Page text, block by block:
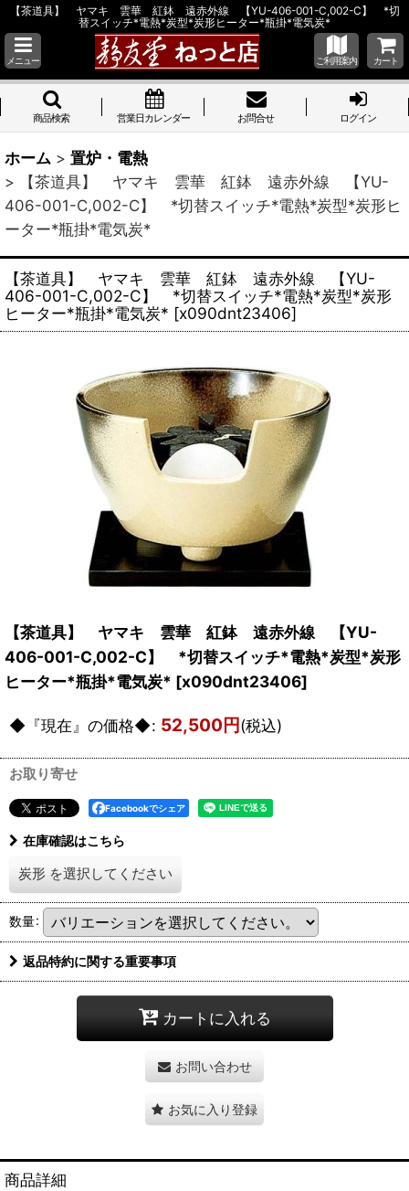
【茶道具】 ヤマキ 雲華 紅鉢 遠赤外線 【YU-406-001-C,002-C】 *切
替スイッチ*電熱*炭型*炭形ヒーター*瓶掛*電気炭*
メニュー ご利用案内 カート
商品検索 営業日カレンダー お問合せ ログイン
ホーム > 置炉・電熱
>
【茶道具】 ヤマキ 雲華 紅鉢 遠赤外線 【YU-
406-001-C,002-C】 *切替スイッチ*電熱*炭型*炭形ヒ
ーター*瓶掛*電気炭*
【茶道具】 ヤマキ 雲華 紅鉢 遠赤外線 【YU-
406-001-C,002-C】 *切替スイッチ*電熱*炭型*炭形
ヒーター*瓶掛*電気炭* [x090dnt23406]
【茶道具】 ヤマキ 雲華 紅鉢 遠赤外線 【YU-
406-001-C,002-C】 *切替スイッチ*電熱*炭型*炭形
ヒーター*瓶掛*電気炭* [x090dnt23406]
◆『現在』の価格◆: 52,500円(税込)
お取り寄せ
Facebookでシェア
在庫確認はこちら
炭形 を選択してください
数量:
返品特約に関する重要事項
カートに入れる
お問い合わせ
お気に入り登録
商品詳細